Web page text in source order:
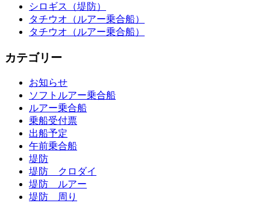
シロギス（堤防）
タチウオ（ルアー乗合船）
タチウオ（ルアー乗合船）
カテゴリー
お知らせ
ソフトルアー乗合船
ルアー乗合船
乗船受付票
出船予定
午前乗合船
堤防
堤防 クロダイ
堤防 ルアー
堤防 周り